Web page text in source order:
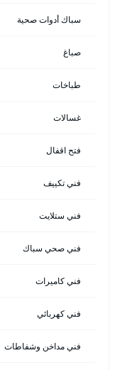
سباك أدوات صحية
صباغ
طباخات
غسالات
فتح اقفال
فني تكييف
فني ستلايت
فني صحي سباك
فني كاميرات
فني كهربائي
فني مداخن وشفاطات